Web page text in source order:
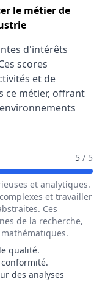
le métier de
d'intérêts
scores
et de
ce métier, offrant
Assureur /5 / 5
et analytiques.
et travailler
Ces
de la recherche,
qualité.
des analyses